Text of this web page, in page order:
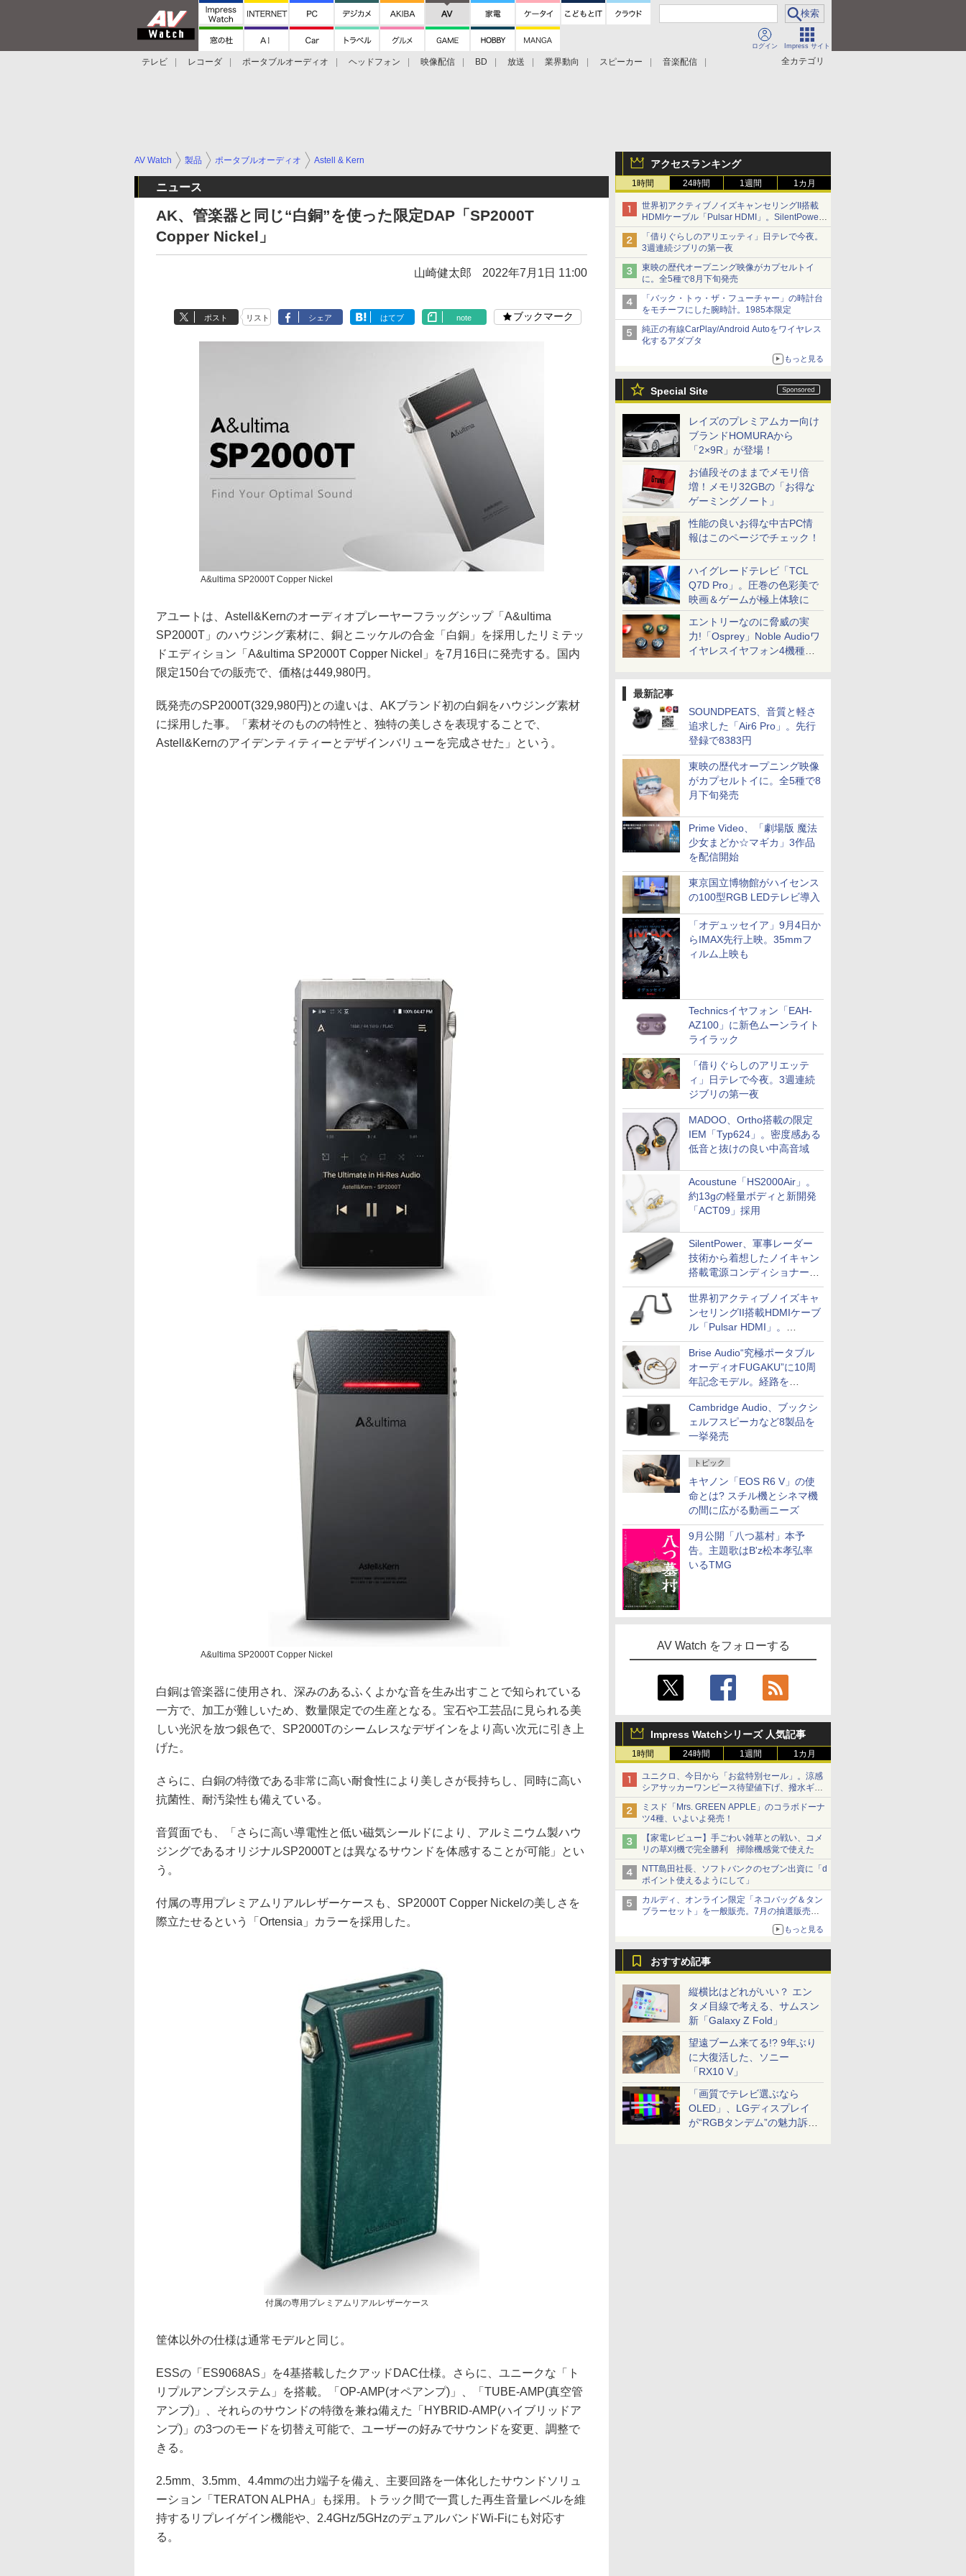
ログイン Impress サイト
全カテゴリ
テレビ レコーダ ポータブルオーディオ ヘッドフォン 映像配信 BD 放送 業界動向 スピーカー
音楽配信
アクセスランキング
1時間 24時間 1週間 1カ月
世界初アクティブノイズキャンセリングII搭載
HDMIケーブル「Pulsar HDMI」。SilentPower
から
「借りぐらしのアリエッティ」日テレで今夜。
3週連続ジブリの第一夜
東映の歴代オープニング映像がカプセルトイ
に。全5種で8月下旬発売
「バック・トゥ・ザ・フューチャー」の時計台
をモチーフにした腕時計。1985本限定
純正の有線CarPlay/Android Autoをワイヤレス
化するアダプタ
もっと見る
Special Site
レイズのプレミアムカー向け
ブランドHOMURAから
「2×9R」が登場！
お値段そのままでメモリ倍
増！メモリ32GBの「お得な
ゲーミングノート」
性能の良いお得な中古PC情
報はこのページでチェック！
ハイグレードテレビ「TCL
Q7D Pro」。圧巻の色彩美で
映画＆ゲームが極上体験に
エントリーなのに脅威の実
力!「Osprey」Noble Audioワ
イヤレスイヤフォン4機種を
最新記事
SOUNDPEATS、音質と軽さ
追求した「Air6 Pro」。先行
登録で8383円
東映の歴代オープニング映像
がカプセルトイに。全5種で8
月下旬発売
Prime Video、「劇場版 魔法
少女まどか☆マギカ」3作品
を配信開始
東京国立博物館がハイセンス
の100型RGB LEDテレビ導入
「オデュッセイア」9月4日か
らIMAX先行上映。35mmフ
ィルム上映も
Technicsイヤフォン「EAH-
AZ100」に新色ムーンライト
ライラック
「借りぐらしのアリエッテ
ィ」日テレで今夜。3週連続
ジブリの第一夜
MADOO、Ortho搭載の限定
IEM「Typ624」。密度感ある
低音と抜けの良い中高音域
Acoustune「HS2000Air」。
約13gの軽量ボディと新開発
「ACT09」採用
SilentPower、軍事レーダー
技術から着想したノイキャン
搭載電源コンディショナー
「AC iPurifier2」
世界初アクティブノイズキャ
ンセリングII搭載HDMIケーブ
ル「Pulsar HDMI」。
SilentPowerから
Brise Audio“究極ポータブル
オーディオFUGAKU”に10周
年記念モデル。経路を
NISHIKIで統一。400万円
Cambridge Audio、ブックシ
ェルフスピーカなど8製品を
一挙発売
トピック
キヤノン「EOS R6 V」の使
命とは? スチル機とシネマ機
の間に広がる動画ニーズ
9月公開「八つ墓村」本予
告。主題歌はB'z松本孝弘率
いるTMG
AV Watch をフォローする
Impress Watchシリーズ 人気記事
1時間 24時間 1週間 1カ月
ユニクロ、今日から「お盆特別セール」。涼感
シアサッカーワンピース待望値下げ、撥水ギア
ショーツは1990円に
ミスド「Mrs. GREEN APPLE」のコラボドーナ
ツ4種、いよいよ発売！
【家電レビュー】手ごわい雑草との戦い、コメ
リの草刈機で完全勝利 掃除機感覚で使えた
NTT島田社長、ソフトバンクのセブン出資に「d
ポイント使えるようにして」
カルディ、オンライン限定「ネコバッグ＆タン
ブラーセット」を一般販売。7月の抽選販売の
もっと見る
おすすめ記事
縦横比はどれがいい？ エン
タメ目線で考える、サムスン
新「Galaxy Z Fold」
望遠ブーム来てる!? 9年ぶり
に大復活した、ソニー
「RX10 V」
「画質でテレビ選ぶなら
OLED」、LGディスプレイ
が“RGBタンデム”の魅力訴
AV Watch 製品 ポータブルオーディオ Astell & Kern
ニュース
AK、管楽器と同じ“白銅”を使った限定DAP「SP2000T
Copper Nickel」
山崎健太郎 2022年7月1日 11:00
ポスト リスト シェア はてブ note ブックマーク
A&ultima SP2000T Copper Nickel
アユートは、Astell&Kernのオーディオプレーヤーフラッグシップ「A&ultima
SP2000T」のハウジング素材に、銅とニッケルの合金「白銅」を採用したリミテッ
ドエディション「A&ultima SP2000T Copper Nickel」を7月16日に発売する。国内
限定150台での販売で、価格は449,980円。
既発売のSP2000T(329,980円)との違いは、AKブランド初の白銅をハウジング素材
に採用した事。「素材そのものの特性と、独特の美しさを表現することで、
Astell&Kernのアイデンティティーとデザインバリューを完成させた」という。
A&ultima SP2000T Copper Nickel
白銅は管楽器に使用され、深みのあるふくよかな音を生み出すことで知られている
一方で、加工が難しいため、数量限定での生産となる。宝石や工芸品に見られる美
しい光沢を放つ銀色で、SP2000Tのシームレスなデザインをより高い次元に引き上
げた。
さらに、白銅の特徴である非常に高い耐食性により美しさが長持ちし、同時に高い
抗菌性、耐汚染性も備えている。
音質面でも、「さらに高い導電性と低い磁気シールドにより、アルミニウム製ハウ
ジングであるオリジナルSP2000Tとは異なるサウンドを体感することが可能」とい
う。
付属の専用プレミアムリアルレザーケースも、SP2000T Copper Nickelの美しさを
際立たせるという「Ortensia」カラーを採用した。
付属の専用プレミアムリアルレザーケース
筐体以外の仕様は通常モデルと同じ。
ESSの「ES9068AS」を4基搭載したクアッドDAC仕様。さらに、ユニークな「ト
リプルアンプシステム」を搭載。「OP-AMP(オペアンプ)」、「TUBE-AMP(真空管
アンプ)」、それらのサウンドの特徴を兼ね備えた「HYBRID-AMP(ハイブリッドア
ンプ)」の3つのモードを切替え可能で、ユーザーの好みでサウンドを変更、調整で
きる。
2.5mm、3.5mm、4.4mmの出力端子を備え、主要回路を一体化したサウンドソリュ
ーション「TERATON ALPHA」も採用。トラック間で一貫した再生音量レベルを維
持するリプレイゲイン機能や、2.4GHz/5GHzのデュアルバンドWi-Fiにも対応す
る。